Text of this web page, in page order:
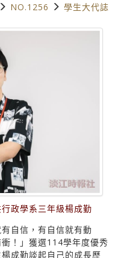
NO.1256 學生大代誌
政學系三年級楊成勤
自信，有自信就有動
！」獲選114學年度優秀
成勤談起自己的成長歷